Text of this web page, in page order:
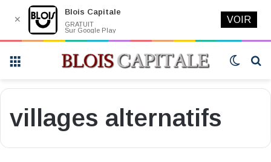
Switch
villages alternatifs
✕
Blois Capitale
GRATUIT
Sur Google Play
VOIR